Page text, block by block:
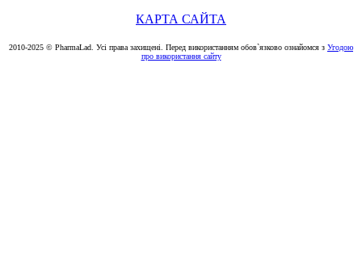
КАРТА САЙТА
2010-2025 © PharmaLad. Усі права захищені. Перед використанням обов`язково ознайомся з Угодою
про використання сайту